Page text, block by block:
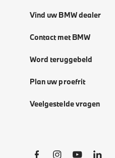
Vind uw BMW dealer
Contact met BMW
Word teruggebeld
Plan uw proefrit
Veelgestelde vragen
Social Links